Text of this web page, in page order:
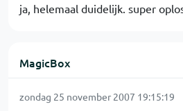
ja, helemaal duidelijk. super
MagicBox
zondag 25 november 2007 19:15:19